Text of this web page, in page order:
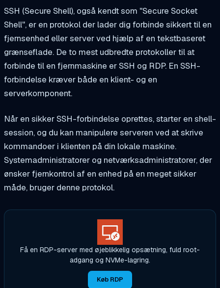
SSH (Secure Shell), også kendt som "Secure Socket
Shell", er en protokol der lader dig forbinde sikkert til en
fjernsenhed eller server ved hjælp af en tekstbaseret
grænseflade. De to mest udbredte protokoller til at
forbinde til en fjernmaskine er SSH og RDP. En SSH-
forbindelse kræver både en klient- og en
serverkomponent.
Når en sikker SSH-forbindelse oprettes, starter en shell-
session, og du kan manipulere serveren ved at skrive
kommandoer i klienten på din lokale maskine.
Systemadministratorer og netværksadministratorer, der
ønsker fjernkontrol af en enhed på en meget sikker
måde, bruger denne protokol.
Få en RDP-server med øjeblikkelig opsætning, fuld root-
adgang og NVMe-lagring.
Køb RDP